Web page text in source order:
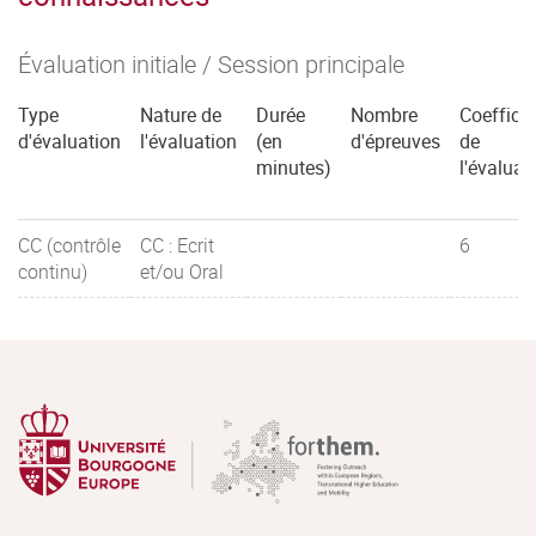
sécurité chez l’Homme– réglementation.
-Les matériaux au contact des denrées alimentaires.
-Identification d’un effet toxique-génotoxicité.
Évaluation initiale / Session principale
Type
d'évaluation
Nature de
l'évaluation
Durée
(en
minutes)
Nombre
d'épreuves
de
CC (contrôle
continu)
CC : Ecrit
et/ou Oral
6